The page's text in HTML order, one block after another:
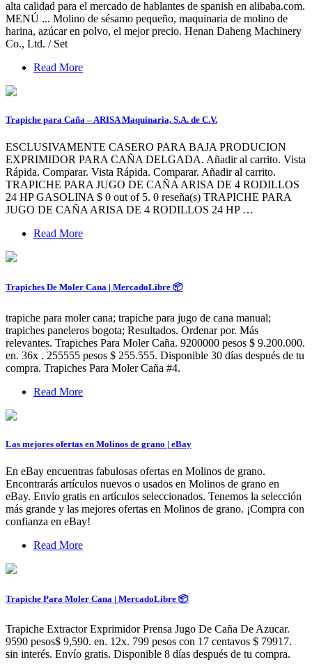
alta calidad para el mercado de hablantes de spanish en alibaba.com.
MENÚ ... Molino de sésamo pequeño, maquinaria de molino de
harina, azúcar en polvo, el mejor precio. Henan Daheng Machinery
Co., Ltd. / Set
Read More
Trapiche para Caña – ARISA Maquinaria, S.A. de C.V.
ESCLUSIVAMENTE CASERO PARA BAJA PRODUCION
EXPRIMIDOR PARA CAÑA DELGADA. Añadir al carrito. Vista
Rápida. Comparar. Vista Rápida. Comparar. Añadir al carrito.
TRAPICHE PARA JUGO DE CAÑA ARISA DE 4 RODILLOS
24 HP GASOLINA $ 0 out of 5. 0 reseña(s) TRAPICHE PARA
JUGO DE CAÑA ARISA DE 4 RODILLOS 24 HP …
Read More
Trapiches De Moler Cana | MercadoLibre 📦
trapiche para moler cana; trapiche para jugo de cana manual;
trapiches paneleros bogota; Resultados. Ordenar por. Más
relevantes. Trapiches Para Moler Caña. 9200000 pesos $ 9.200.000.
en. 36x . 255555 pesos $ 255.555. Disponible 30 días después de tu
compra. Trapiches Para Moler Caña #4.
Read More
Las mejores ofertas en Molinos de grano | eBay
En eBay encuentras fabulosas ofertas en Molinos de grano.
Encontrarás artículos nuevos o usados en Molinos de grano en
eBay. Envío gratis en artículos seleccionados. Tenemos la selección
más grande y las mejores ofertas en Molinos de grano. ¡Compra con
confianza en eBay!
Read More
Trapiche Para Moler Cana | MercadoLibre 📦
Trapiche Extractor Exprimidor Prensa Jugo De Caña De Azucar.
9590 pesos$ 9,590. en. 12x. 799 pesos con 17 centavos $ 79917.
sin interés. Envío gratis. Disponible 8 días después de tu compra.